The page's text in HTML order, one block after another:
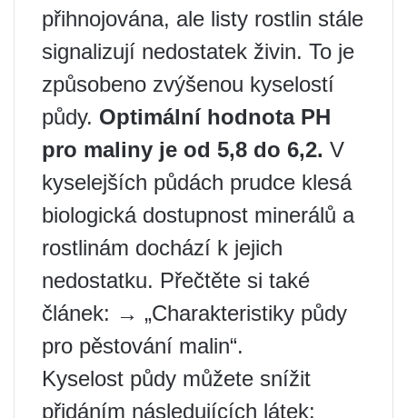
přihnojována, ale listy rostlin stále
signalizují nedostatek živin. To je
způsobeno zvýšenou kyselostí
půdy. Optimální hodnota PH
pro maliny je od 5,8 do 6,2. V
kyselejších půdách prudce klesá
biologická dostupnost minerálů a
rostlinám dochází k jejich
nedostatku. Přečtěte si také
článek: → „Charakteristiky půdy
pro pěstování malin“.
Kyselost půdy můžete snížit
přidáním následujících látek: